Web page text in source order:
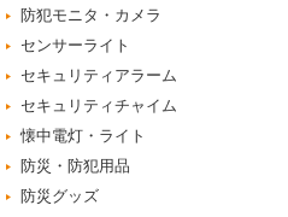
防犯モニタ・カメラ
センサーライト
セキュリティアラーム
セキュリティチャイム
懐中電灯・ライト
防災・防犯用品
防災グッズ